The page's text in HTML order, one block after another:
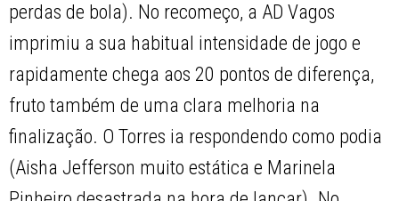
perdas de bola). No recomeço, a AD Vagos
imprimiu a sua habitual intensidade de jogo e
rapidamente chega aos 20 pontos de diferença,
fruto também de uma clara melhoria na
finalização. O Torres ia respondendo como podia
(Aisha Jefferson muito estática e Marinela